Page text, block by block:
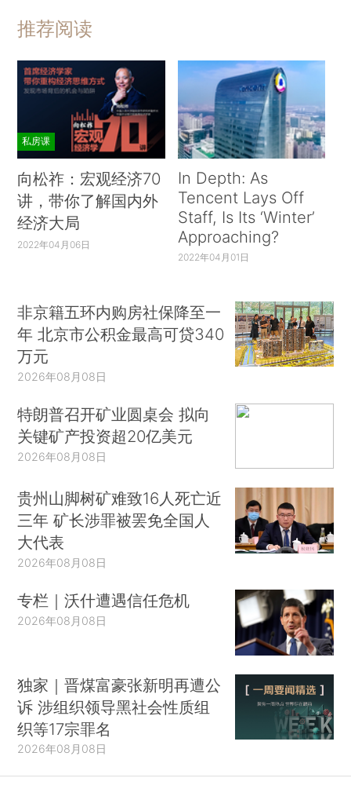
推荐阅读
私房课
向松祚：宏观经济70
讲，带你了解国内外
经济大局
2022年04月06日
In Depth: As
Tencent Lays Off
Staff, Is Its ‘Winter’
Approaching?
2022年04月01日
非京籍五环内购房社保降至一
年 北京市公积金最高可贷340
万元
2026年08月08日
特朗普召开矿业圆桌会 拟向
关键矿产投资超20亿美元
2026年08月08日
贵州山脚树矿难致16人死亡近
三年 矿长涉罪被罢免全国人
大代表
2026年08月08日
专栏｜沃什遭遇信任危机
2026年08月08日
独家｜晋煤富豪张新明再遭公
诉 涉组织领导黑社会性质组
织等17宗罪名
2026年08月08日